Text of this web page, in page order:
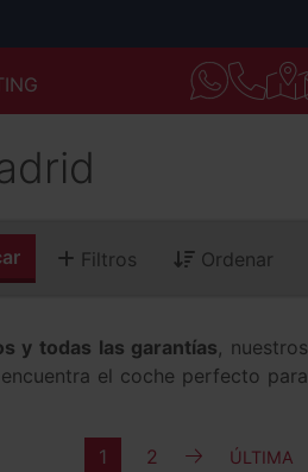
Filtros Ordenar
y todas las garantías, nuestros
el coche perfecto para
1 2 SIGUIENTE
ÚLTIMA